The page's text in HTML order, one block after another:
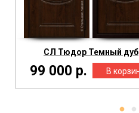
СЛ Тюдор Темный дуб
99 000 р.